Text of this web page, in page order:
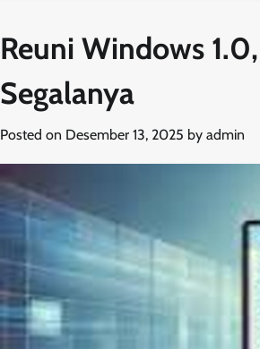
Reuni Windows
Segalanya
Posted on Desember 13, 2025 by admin